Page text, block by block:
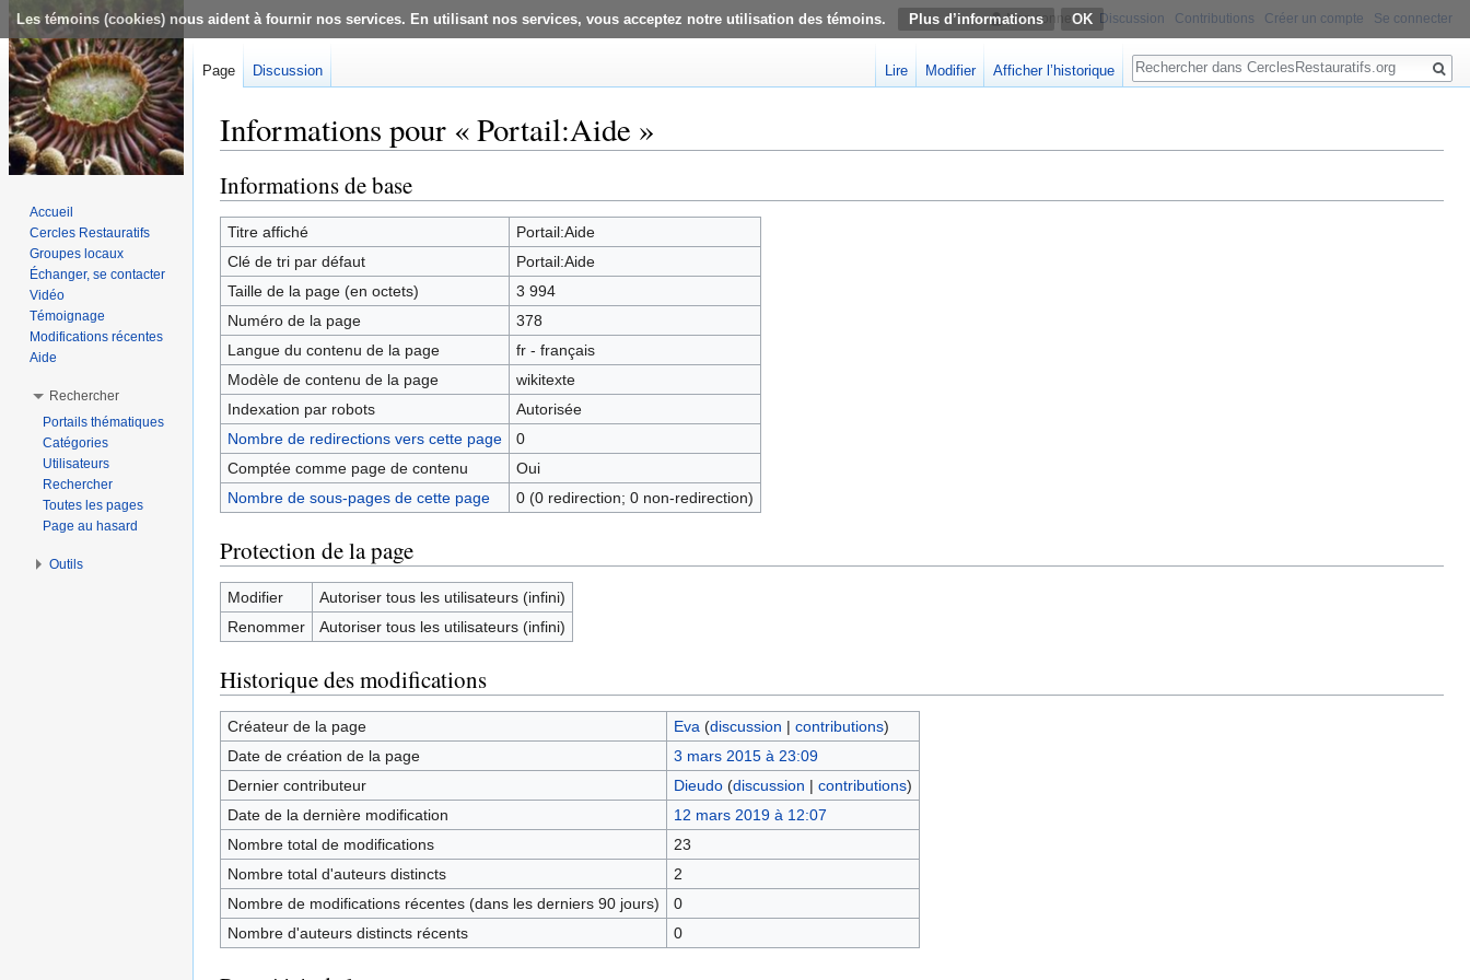
Les témoins (cookies) nous aident à fournir nos services. En utilisant nos services, vous acceptez notre utilisation des témoins. Plus d’informations
Informations pour « Portail:Aide »
Informations de base
Titre affiché
Portail:Aide
Clé de tri par défaut
Portail:Aide
Taille de la page (en octets)
3 994
Numéro de la page
378
Langue du contenu de la page
fr - français
Modèle de contenu de la page
wikitexte
Indexation par robots
Autorisée
Nombre de redirections vers cette page
0
Comptée comme page de contenu
Oui
Nombre de sous-pages de cette page
0 (0 redirection; 0 non-redirection)
Protection de la page
Modifier
Autoriser tous les utilisateurs (infini)
Renommer
Autoriser tous les utilisateurs (infini)
Historique des modifications
Créateur de la page Eva (discussion | contributions)
Date de création de la page
3 mars 2015 à 23:09
Dernier contributeur
Dieudo (discussion | contributions)
Date de la dernière modification
12 mars 2019 à 12:07
Nombre total de modifications
23
Nombre total d'auteurs distincts
2
Nombre de modifications récentes (dans les derniers 90 jours)
0
Nombre d'auteurs distincts récents
0
Non connecté Discussion Contributions Créer un compte Se connecter
Page Discussion Lire Modifier Afficher l’historique
Rechercher
Accueil
Cercles Restauratifs
Groupes locaux
Échanger, se contacter
Vidéo
Témoignage
Modifications récentes
Aide
Rechercher
Portails thématiques
Catégories
Utilisateurs
Rechercher
Toutes les pages
Page au hasard
Outils